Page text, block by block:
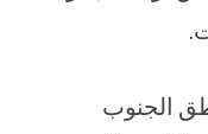
الجنوب